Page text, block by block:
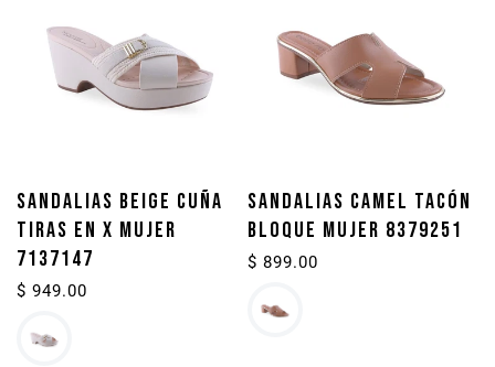
SANDALIAS BEIGE CUÑA
TIRAS EN X MUJER
7137147
Precio
$ 949.00
SANDALIAS CAMEL TACÓN
BLOQUE MUJER 8379251
Precio
$ 899.00